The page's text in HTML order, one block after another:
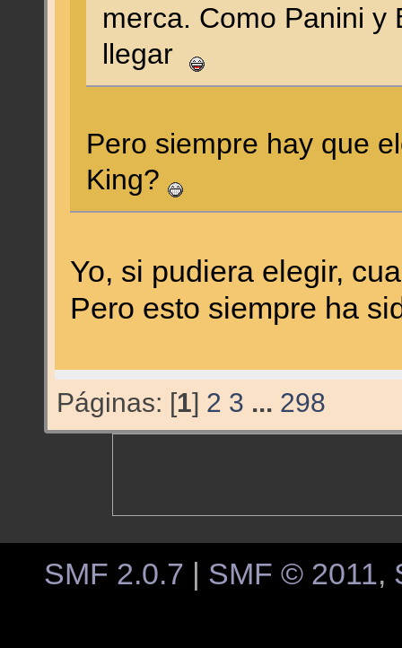
merca. Como Panini y
llegar
Pero siempre hay que
King?
Yo, si pudiera elegir,
Pero esto siempre ha
Páginas: [1] 2 3 ... 298
SMF 2.0.7 SMF © 2011,